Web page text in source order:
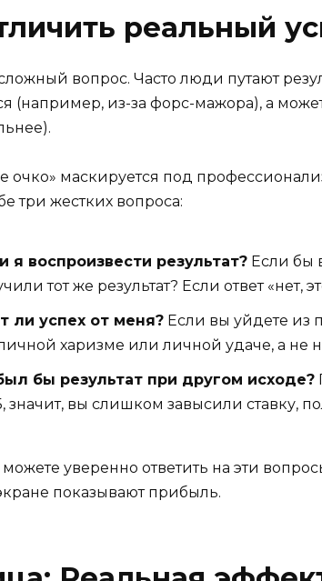
реальный
вопрос. Часто люди путают
(например, из-за форс-мажора), а
очко» маскируется под
три жестких вопроса:
я воспроизвести результат? Если бы
тот же результат? Если ответ «нет,
ли успех от меня? Если вы уйдете из
харизме или личной удаче, а не
бы результат при другом исходе?
значит, вы слишком завысили ставку,
уверенно ответить на эти
показывают прибыль.